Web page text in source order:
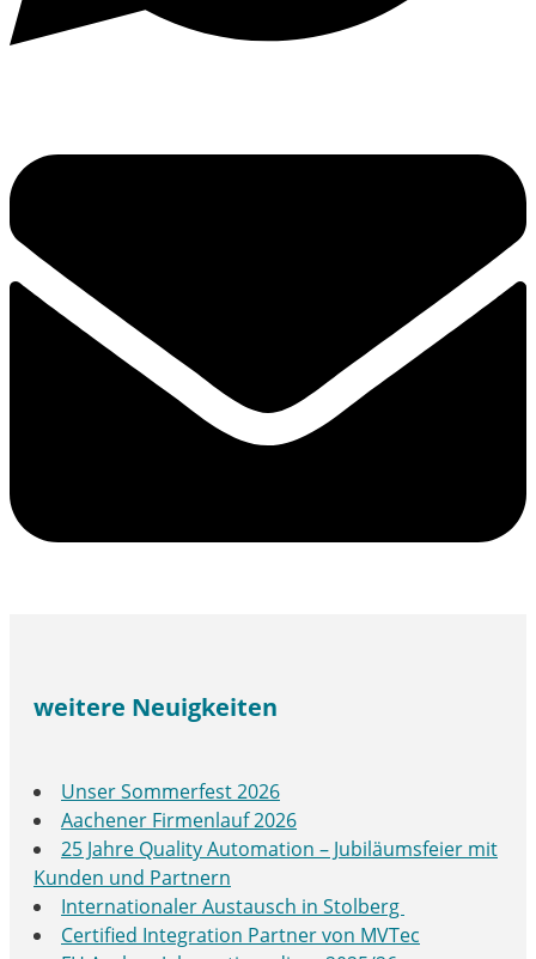
weitere Neuigkeiten
Unser Sommerfest 2026
Aachener Firmenlauf 2026
25 Jahre Quality Automation – Jubiläumsfeier mit
Kunden und Partnern
Internationaler Austausch in Stolberg
Certified Integration Partner von MVTec